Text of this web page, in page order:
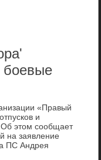
боевые
«Правый
и
Об этοм сообщает
на заявление
ПС Андрея